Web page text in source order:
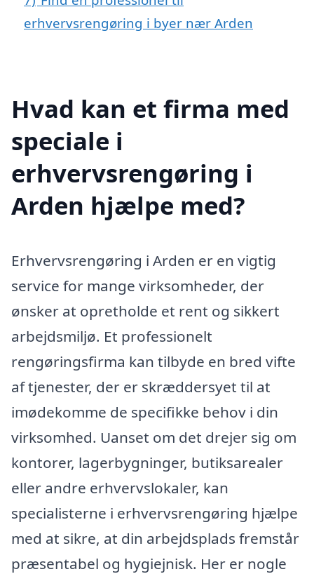
erhvervsrengøring i byer nær Arden
Hvad kan et firma med
speciale i
erhvervsrengøring i
Arden hjælpe med?
Erhvervsrengøring i Arden er en vigtig
service for mange virksomheder, der
ønsker at opretholde et rent og sikkert
arbejdsmiljø. Et professionelt
rengøringsfirma kan tilbyde en bred vifte
af tjenester, der er skræddersyet til at
imødekomme de specifikke behov i din
virksomhed. Uanset om det drejer sig om
kontorer, lagerbygninger, butiksarealer
eller andre erhvervslokaler, kan
specialisterne i erhvervsrengøring hjælpe
med at sikre, at din arbejdsplads fremstår
præsentabel og hygiejnisk. Her er nogle